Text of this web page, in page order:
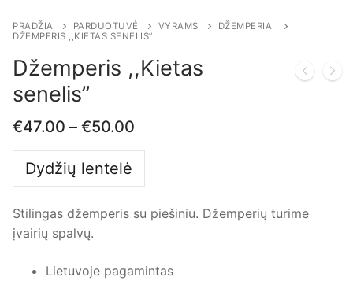
PRADŽIA PARDUOTUVĖ VYRAMS
DŽEMPERIAI
DŽEMPERIS ,,KIETAS SENELIS”
Džemperis ,,Kietas
senelis”
€47.00 – €50.00
Dydžių lentelė
Stilingas džemperis su piešiniu. Džemperių turime
įvairių spalvų.
Lietuvoje pagamintas